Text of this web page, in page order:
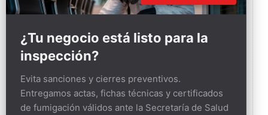
¿Tu negocio está listo para la
inspección?
Evita sanciones y cierres preventivos.
Entregamos actas, fichas técnicas y certificados
de fumigación válidos ante la Secretaría de Salud